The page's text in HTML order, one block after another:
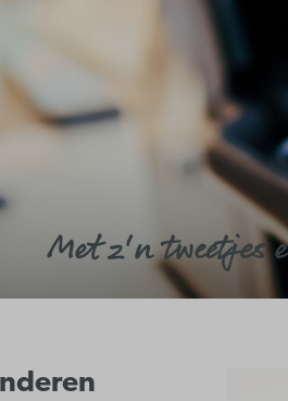
Met z'n tweetjes